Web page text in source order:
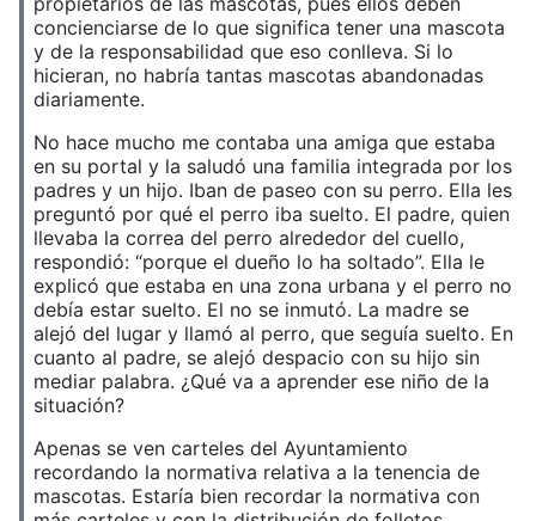
concienciarse de lo que significa tener una mascota
y de la responsabilidad que eso conlleva. Si lo
hicieran, no habría tantas mascotas abandonadas
diariamente.
No hace mucho me contaba una amiga que estaba
en su portal y la saludó una familia integrada por los
padres y un hijo. Iban de paseo con su perro. Ella les
preguntó por qué el perro iba suelto. El padre, quien
llevaba la correa del perro alrededor del cuello,
respondió: “porque el dueño lo ha soltado”. Ella le
explicó que estaba en una zona urbana y el perro no
debía estar suelto. El no se inmutó. La madre se
alejó del lugar y llamó al perro, que seguía suelto. En
cuanto al padre, se alejó despacio con su hijo sin
mediar palabra. ¿Qué va a aprender ese niño de la
situación?
Apenas se ven carteles del Ayuntamiento
recordando la normativa relativa a la tenencia de
mascotas. Estaría bien recordar la normativa con